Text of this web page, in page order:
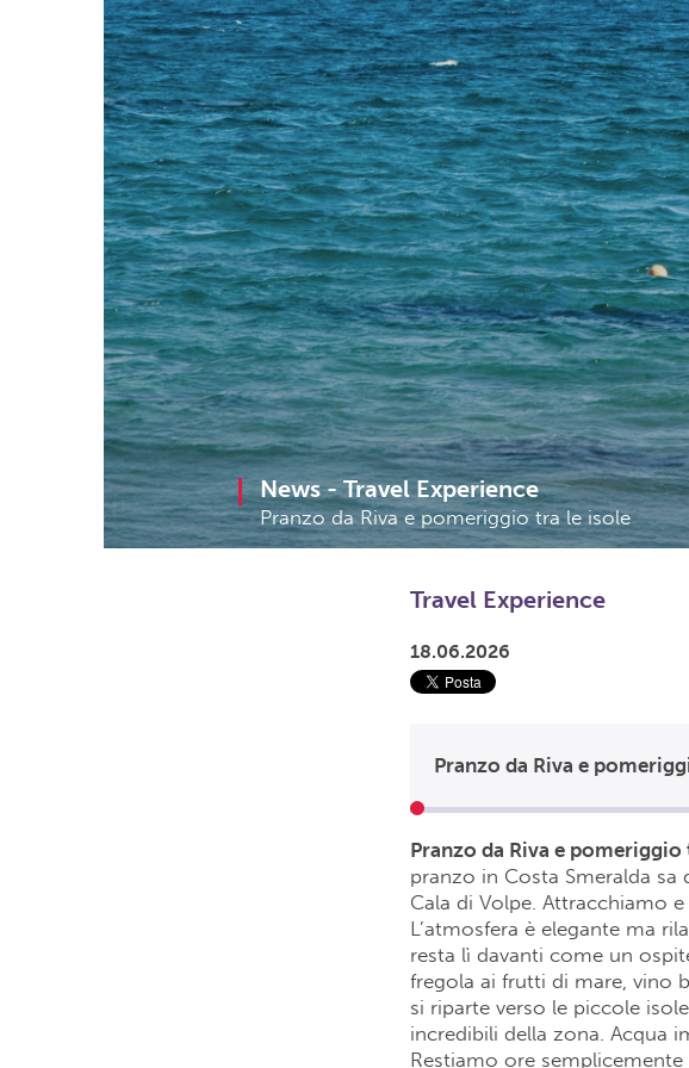
News -Travel Experience
Pranzo da Riva e pomeriggio tra le isole
Travel Experience
18.06.2026
Pranzo da Riva e
Pranzo da Riva e pomeriggio
pranzo in Costa Smeralda sa
Cala di Volpe. Attracchiamo
L’atmosfera è elegante ma
resta lì davanti come un
fregola ai frutti di mare, vino
si riparte verso le piccole
incredibili della zona. Acqua
Restiamo ore